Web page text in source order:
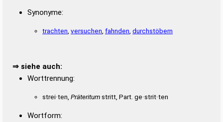
Synonyme:
trachten versuchen fahnden durchstöbern
⇒ siehe auch:
Worttrennung:
strei·ten, Präteritum stritt, Part. ge·strit·ten
Wortform: